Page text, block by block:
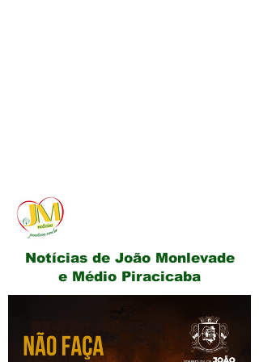
Notícias de João Monlevade
e Médio Piracicaba